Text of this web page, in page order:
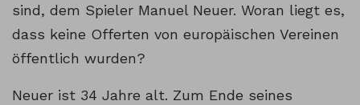
sind, dem Spieler Manuel Neuer. Woran liegt es,
dass keine Offerten von europäischen Vereinen
öffentlich wurden?
Neuer ist 34 Jahre alt. Zum Ende seines